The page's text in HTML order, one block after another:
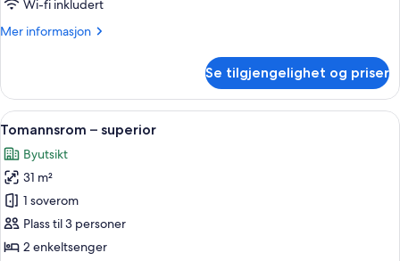
Wi-fi inkludert
Mer informasjon
Mer
–
superior
Se tilgjengelighet og priser
Åpne
alle
bildene
av
Tomannsrom
–
superior
3
Tomannsrom – superior
Byutsikt
31 m²
1 soverom
Plass til 3 personer
2 enkeltsenger